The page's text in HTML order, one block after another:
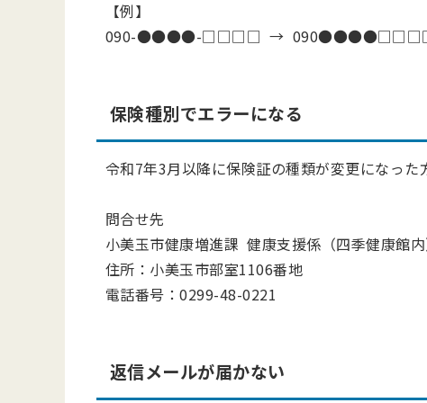
【例】
090-●●●●-□□□□ →
保険種別でエラーになる
令和7年3月以降に保険証の種類が変更になった
問合せ先
小美玉市健康増進課 健康支援係（四季健康館内
住所：小美玉市部室1106番地
電話番号：0299-48-0221
返信メールが届かない